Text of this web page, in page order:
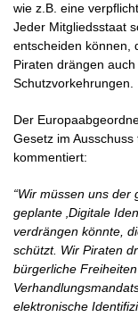
wie z.B. eine
Jeder Mitgliedsstaat
entscheiden können,
Piraten drängen
Schutzvorkehrungen.
Der
Gesetz im
kommentiert:
“Wir müssen uns
geplante ‚Digitale
verdrängen könnte,
schützt. Wir Piraten
bürgerliche
elektronische